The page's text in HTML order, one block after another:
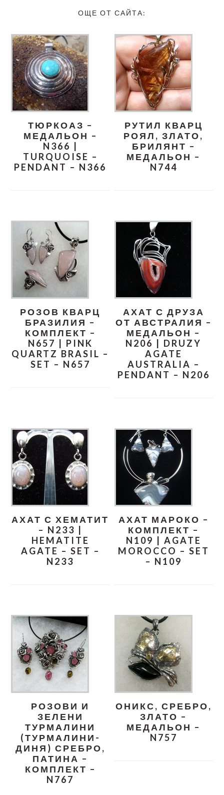
ОЩЕ ОТ САЙТА:
ТЮРКОАЗ –
МЕДАЛЬОН –
N366 |
TURQUOISE –
PENDANT – N366
РУТИЛ КВАРЦ
РОЯЛ, ЗЛАТО,
БРИЛЯНТ –
МЕДАЛЬОН –
N744
РОЗОВ КВАРЦ
БРАЗИЛИЯ –
КОМПЛЕКТ –
N657 | PINK
QUARTZ BRASIL –
SET – N657
АХАТ С ДРУЗА
ОТ АВСТРАЛИЯ –
МЕДАЛЬОН –
N206 | DRUZY
AGATE
AUSTRALIA –
PENDANT – N206
АХАТ С ХЕМАТИТ
– N233 |
HEMATITE
AGATE – SET –
N233
АХАТ МАРОКО –
КОМПЛЕКТ –
N109 | AGATE
MOROCCO – SET
– N109
РОЗОВИ И
ЗЕЛЕНИ
ТУРМАЛИНИ
(ТУРМАЛИНИ-
ДИНЯ) СРЕБРО,
ПАТИНА –
КОМПЛЕКТ –
N767
ОНИКС, СРЕБРО,
ЗЛАТО –
МЕДАЛЬОН –
N757